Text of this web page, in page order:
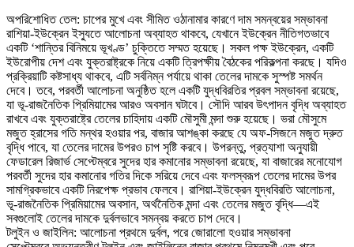
অপরিশোধিত তেল: চাপের মুখে এবং সীমিত ওঠানামার কারণে দাম সমন্বয়ের সম্ভাবনা
রাশিয়া-ইউক্রেন ইস্যুতে আলোচনা অব্যাহত থাকবে, যেখানে ইউক্রেন নীতিগতভাবে
একটি ‘শান্তির বিনিময়ে ভূখণ্ড’ চুক্তিতে সম্মত হয়েছে। সকল পক্ষ ইউক্রেন, একটি
ইউরোপীয় দেশ এবং যুক্তরাষ্ট্রকে নিয়ে একটি ত্রিপক্ষীয় বৈঠকের পরিকল্পনা করছে। যদিও
প্রক্রিয়াটি কষ্টসাধ্য থাকবে, এটি সর্বনিম্ন পর্যায়ে থাকা তেলের দামকে সুস্পষ্ট সমর্থন
দেবে। তবে, পরবর্তী আলোচনা অনুষ্ঠিত হলে একটি যুদ্ধবিরতির প্রবল সম্ভাবনা রয়েছে,
যা ভূ-রাজনৈতিক প্রিমিয়ামের আরও অবসান ঘটাবে। সৌদি আরব উৎপাদন বৃদ্ধি অব্যাহত
রাখবে এবং যুক্তরাষ্ট্রে তেলের চাহিদায় একটি মৌসুমী মন্দা শুরু হয়েছে। ভরা মৌসুমে
মজুত হ্রাসের গতি মন্থর হওয়ার পর, বাজার আশঙ্কা করছে যে অফ-সিজনে মজুত দ্রুত
বৃদ্ধি পাবে, যা তেলের দামের উপরও চাপ সৃষ্টি করবে। উপরন্তু, প্রত্যাশা অনুযায়ী
ফেডারেল রিজার্ভ সেপ্টেম্বরে সুদের হার কমানোর সম্ভাবনা রয়েছে, যা বাজারের মনোযোগ
পরবর্তী সুদের হার কমানোর গতির দিকে সরিয়ে দেবে এবং ফলস্বরূপ তেলের দামের উপর
সামগ্রিকভাবে একটি নিরপেক্ষ প্রভাব ফেলবে। রাশিয়া-ইউক্রেন যুদ্ধবিরতি আলোচনা,
ভূ-রাজনৈতিক প্রিমিয়ামের অবসান, অর্থনৈতিক মন্দা এবং তেলের মজুত বৃদ্ধি—এই
সবগুলোই তেলের দামকে দুর্বলভাবে সমন্বয় করতে চাপ দেবে।
টলুইন ও জাইলিন: আলোচনা প্রথমে দুর্বল, পরে জোরালো হওয়ার সম্ভাবনা